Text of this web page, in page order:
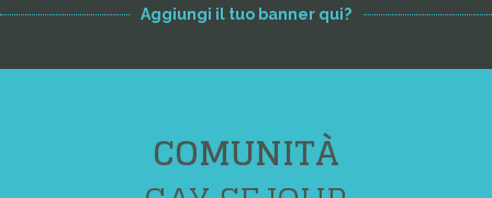
Aggiungi il tuo banner qui?
COMUNITÀ